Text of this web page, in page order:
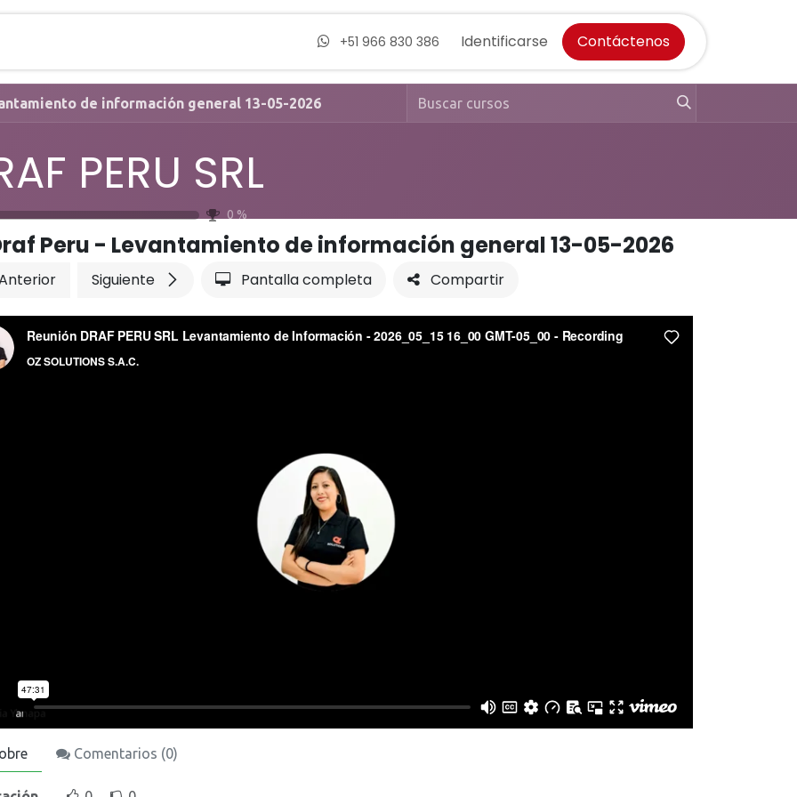
Nosotros Blog Soporte Biblioteca Empleos
+51 966 830 386 Identificarse Contáctenos
de información general 13-05-2026
PERU SRL
0 %
Peru - Levantamiento de información general 13-05-2026
Siguiente Pantalla completa Compartir
Comentarios (0)